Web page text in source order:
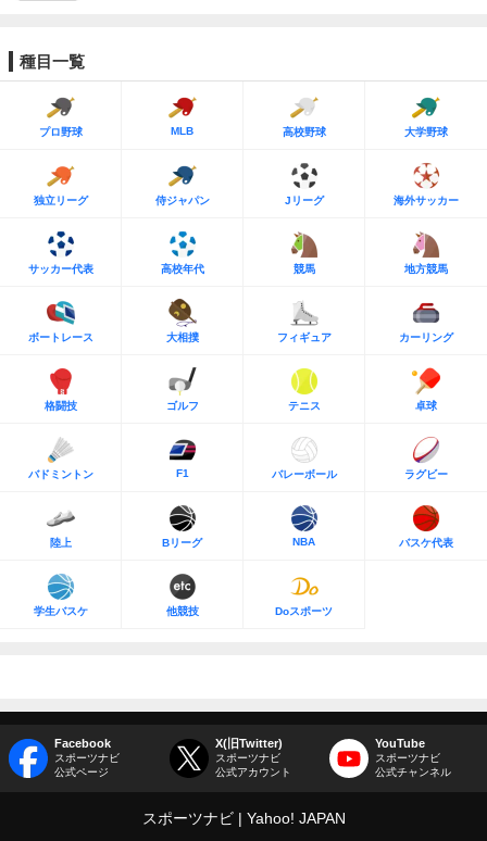
種目一覧
プロ野球 MLB 高校野球 大学野球
独立リーグ 侍ジャパン Jリーグ 海外サッカー
サッカー代表 高校年代 競馬 地方競馬
ボートレース 大相撲 フィギュア カーリング
格闘技 ゴルフ テニス 卓球
バドミントン F1 バレーボール ラグビー
陸上 Bリーグ NBA バスケ代表
学生バスケ 他競技 Doスポーツ
Facebook
スポーツナビ
公式ページ
X(旧Twitter)
スポーツナビ
公式アカウント
YouTube
スポーツナビ
公式チャンネル
スポーツナビ Yahoo! JAPAN